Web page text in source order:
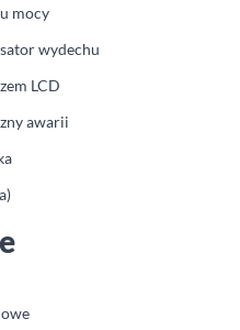
mocy
wydechu
LCD
awarii